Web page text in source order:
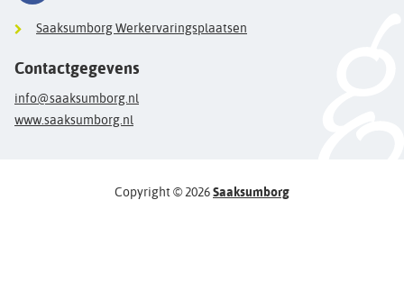
Saaksumborg Werkervaringsplaatsen
Contactgegevens
info@saaksumborg.nl
www.saaksumborg.nl
Copyright © 2026Saaksumborg